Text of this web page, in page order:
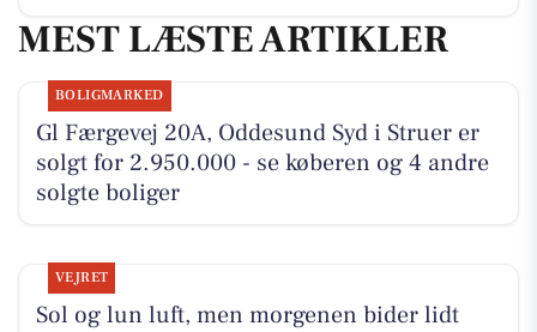
MEST LÆSTE ARTIKLER
BOLIGMARKED
Gl Færgevej 20A, Oddesund Syd i Struer er
solgt for 2.950.000 - se køberen og 4 andre
solgte boliger
VEJRET
Sol og lun luft, men morgenen bider lidt